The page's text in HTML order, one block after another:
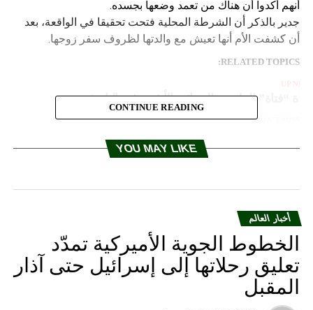
أنهم أكدوا أن هناك من تعمد وضعها بجسده.
جدير بالذكر أن الشرطة المحلية فتحت تحقيقا في الواقعة، بعد
أن كشفت الأم أنها تعيش مع والدتها لظروف سفر زوجها.
RELATED TOPICS:
“فتاة” الملصق النسائي الأشهر في التاريخ
DON'T MISS
CONTINUE READING
YOU MAY LIKE
أخبار العالم
الخطوط الجوية الأميركية تمدّد
تعليق رحلاتها إلى إسرائيل حتى آذار
المقبل